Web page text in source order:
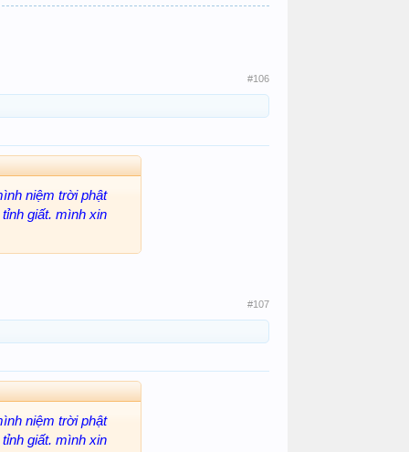
#106
niệm trời phật
giất. mình xin
#107
niệm trời phật
giất. mình xin